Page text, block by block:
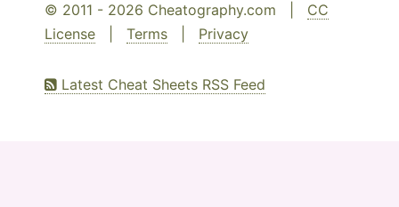
© 2011 - 2026 Cheatography.com | CC
License
Terms Privacy
Latest Cheat Sheets RSS Feed